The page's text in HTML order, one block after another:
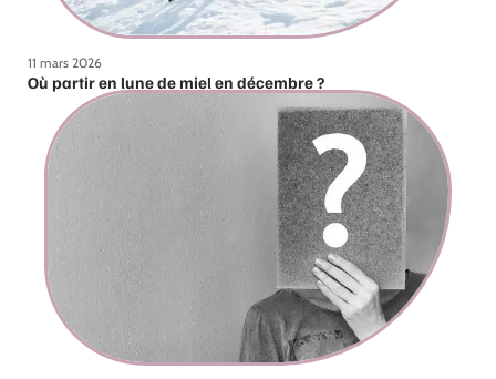
11 mars 2026
Où partir en lune de miel en décembre ?